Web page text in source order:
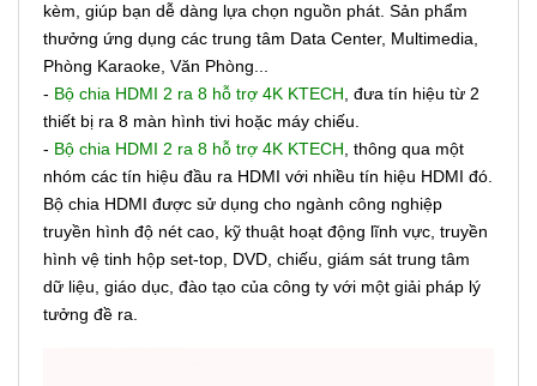
kèm, giúp bạn dễ dàng lựa chọn nguồn phát. Sản phẩm
thưởng ứng dụng các trung tâm Data Center, Multimedia,
Phòng Karaoke, Văn Phòng...
- Bộ chia HDMI 2 ra 8 hỗ trợ 4K KTECH, đưa tín hiệu từ 2
thiết bị ra 8 màn hình tivi hoặc máy chiếu.
- Bộ chia HDMI 2 ra 8 hỗ trợ 4K KTECH, thông qua một
nhóm các tín hiệu đầu ra HDMI với nhiều tín hiệu HDMI đó.
Bộ chia HDMI được sử dụng cho ngành công nghiệp
truyền hình độ nét cao, kỹ thuật hoạt động lĩnh vực, truyền
hình vệ tinh hộp set-top, DVD, chiếu, giám sát trung tâm
dữ liệu, giáo dục, đào tạo của công ty với một giải pháp lý
tưởng đề ra.